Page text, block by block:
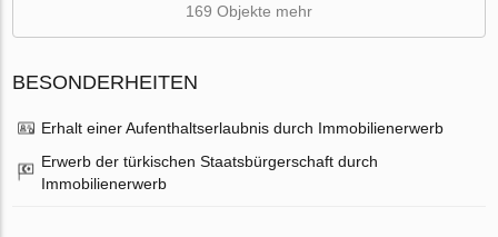
169 Objekte mehr
BESONDERHEITEN
Erhalt einer Aufenthaltserlaubnis durch Immobilienerwerb
Erwerb der türkischen Staatsbürgerschaft durch
Immobilienerwerb